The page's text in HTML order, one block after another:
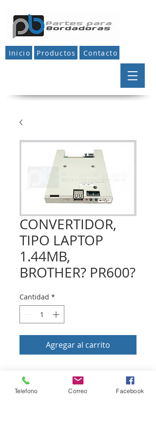
Inicio Productos Contacto
CONVERTIDOR,
TIPO LAPTOP
1.44MB,
BROTHER? PR600?
Cantidad *
Agregar al carrito
Volver a tienda
Telefono Correo Facebook